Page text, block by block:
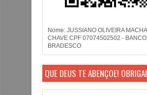
Nome: JUSSIANO OLIVEIRA
CHAVE CPF 07074502502 - BANCO
BRADESCO
QUE DEUS TE ABENÇOE!